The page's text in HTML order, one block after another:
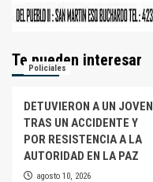
Te pueden interesar
Policiales
DETUVIERON A UN JOVEN
TRAS UN ACCIDENTE Y
POR RESISTENCIA A LA
AUTORIDAD EN LA PAZ
agosto 10, 2026